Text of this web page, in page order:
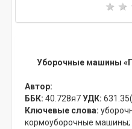
Уборочные машины
Автор:
ББК: 40.728я7УДК:
Ключевые слова:
кормоуборочные машины;